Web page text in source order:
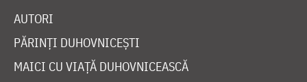
AUTORI
PĂRINȚI DUHOVNICEȘTI
MAICI CU VIAȚĂ DUHOVNICEASCĂ